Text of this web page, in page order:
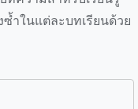
ำในแต่ละบทเรียนด้วย